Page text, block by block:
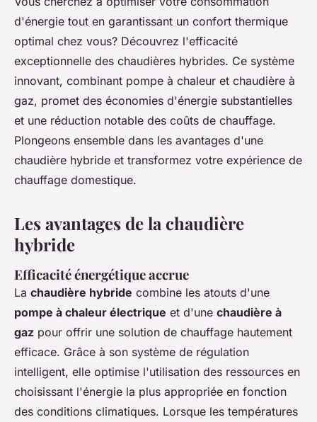
d'énergie tout en garantissant un confort thermique
optimal chez vous? Découvrez l'efficacité
exceptionnelle des chaudières hybrides. Ce système
innovant, combinant pompe à chaleur et chaudière à
gaz, promet des économies d'énergie substantielles
et une réduction notable des coûts de chauffage.
Plongeons ensemble dans les avantages d'une
chaudière hybride et transformez votre expérience de
chauffage domestique.
Les avantages de la chaudière
hybride
Efficacité énergétique accrue
La chaudière hybride combine les atouts d'une
pompe à chaleur électrique et d'une chaudière à
gaz pour offrir une solution de chauffage hautement
efficace. Grâce à son système de régulation
intelligent, elle optimise l'utilisation des ressources en
choisissant l'énergie la plus appropriée en fonction
des conditions climatiques. Lorsque les températures